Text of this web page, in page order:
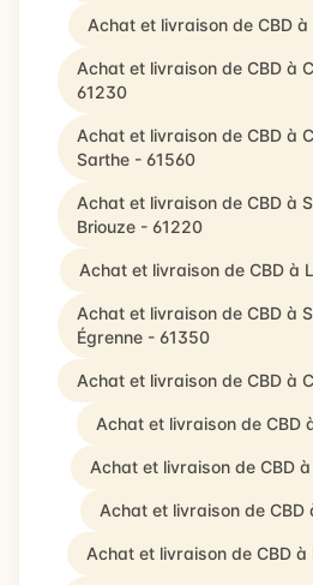
Achat et livraison de CBD
Achat et livraison de CBD à
61230
Achat et livraison de CBD à
Sarthe - 61560
Achat et livraison de CBD à
Briouze - 61220
Achat et livraison de CBD à
Achat et livraison de CBD à
Égrenne - 61350
Achat et livraison de CBD à
Achat et livraison de CBD
Achat et livraison de CBD
Achat et livraison de CBD
Achat et livraison de CBD